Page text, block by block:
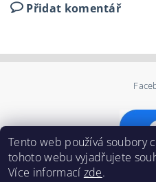
Přidat komentář
Tento web používá soubory
tohoto webu vyjadřujete
Více informací zde.